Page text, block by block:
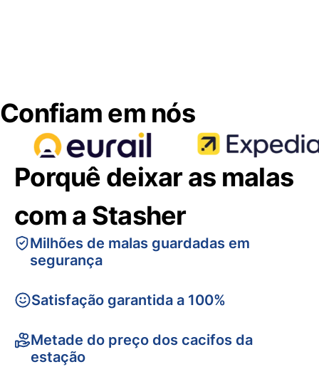
Confiam em nós
Porquê deixar as malas
com a Stasher
Milhões de malas guardadas em
segurança
Satisfação garantida a 100%
Metade do preço dos cacifos da
estação